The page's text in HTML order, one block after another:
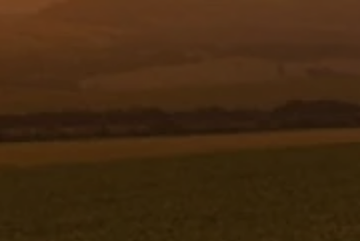
JUNTA DE VEDAÇÃO Ø132 X Ø262 X